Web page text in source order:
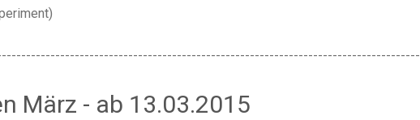
)
März - ab 13.03.2015